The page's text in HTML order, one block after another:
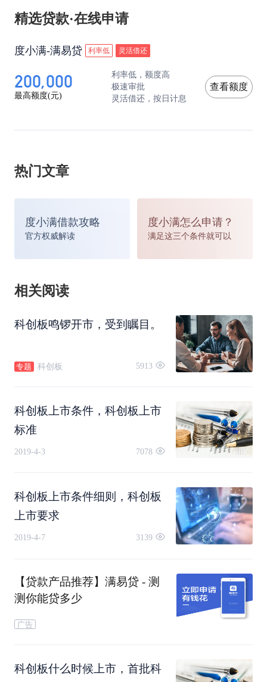
科技型和创新型中小企业能够更加容易的上市。
政府权威认证的科技型企业等；创新型企业主要是
14个制造服务融合的先进方向；三是信用服务、互
企业向上交所提出了创新板上市申请，截止到4月3
日，上交所网站显示，目前已受理37家企业科创板
一般在上海证券交易所受理企业的上市申请后还需
要经历一段时间企业才可正式上市，企业想要登陆
科创板，需要经历申请受理、审核问询、上市委审
议、证监会注册、发行上市这几个过程。
市的审核意见，这3个月的时间不包含回复审核问
询时间，发行人等回复审核问询时间一般也不超过
之后上交所会将审核意见交由证监会，证监会在20
精选贷款·在线申请
度小满-满易贷 利率低 灵活借还
200,000
最高额度(元)
利率低，额度高
极速审批
灵活借还，按日计息
查看额度
热门文章
度小满借款攻略
官方权威解读
度小满怎么申请？
满足这三个条件就可以
相关阅读
科创板鸣锣开市，受到瞩目。
专题 科创板 5913
科创板上市条件，科创板上市
标准
2019-4-3 7078
科创板上市条件细则，科创板
上市要求
2019-4-7 3139
【贷款产品推荐】满易贷 - 测
测你能贷多少
广告
科创板什么时候上市，首批科